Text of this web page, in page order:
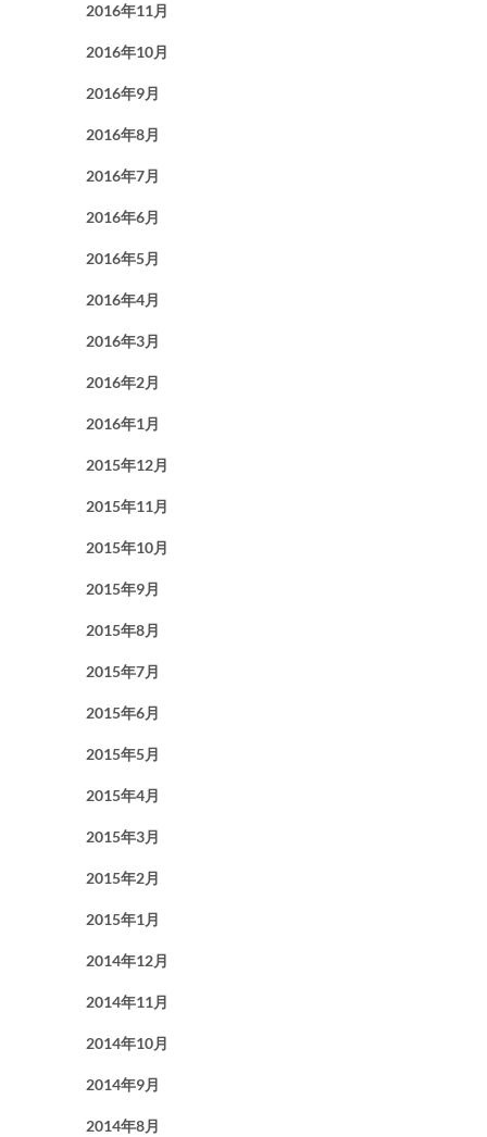
2016年11月
2016年10月
2016年9月
2016年8月
2016年7月
2016年6月
2016年5月
2016年4月
2016年3月
2016年2月
2016年1月
2015年12月
2015年11月
2015年10月
2015年9月
2015年8月
2015年7月
2015年6月
2015年5月
2015年4月
2015年3月
2015年2月
2015年1月
2014年12月
2014年11月
2014年10月
2014年9月
2014年8月